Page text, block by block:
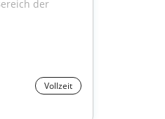
der
Vollzeit